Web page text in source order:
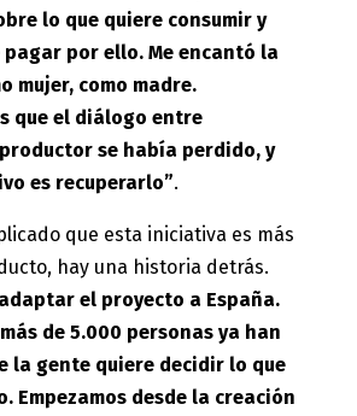
lo que quiere consumir y
por ello. Me encantó la
mujer, como madre.
que el diálogo entre
se había perdido, y
es recuperarlo”.
que esta iniciativa es más
hay una historia detrás.
el proyecto a España.
de 5.000 personas ya han
la gente quiere decidir lo que
Empezamos desde la creación